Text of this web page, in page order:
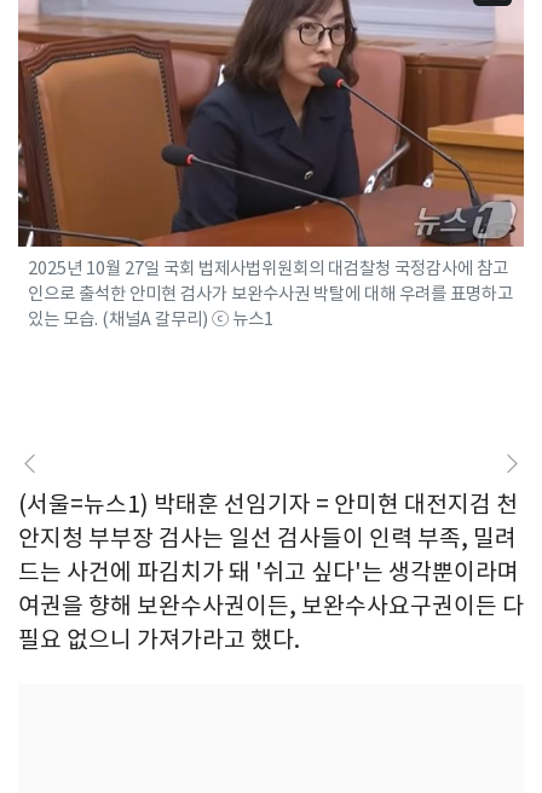
2025년 10월 27일 국회 법제사법위원회의 대검찰청 국정감사에 참고
인으로 출석한 안미현 검사가 보완수사권 박탈에 대해 우려를 표명하고
있는 모습. (채널A 갈무리) ⓒ 뉴스1
(서울=뉴스1) 박태훈 선임기자 = 안미현 대전지검 천
안지청 부부장 검사는 일선 검사들이 인력 부족, 밀려
드는 사건에 파김치가 돼 '쉬고 싶다'는 생각뿐이라며
여권을 향해 보완수사권이든, 보완수사요구권이든 다
필요 없으니 가져가라고 했다.